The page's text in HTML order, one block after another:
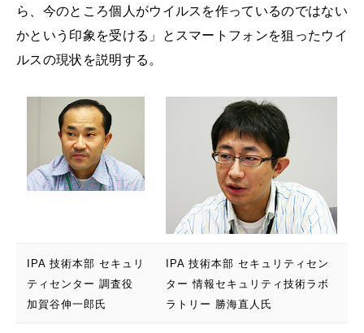
ら、今のところ個人がウイルスを作っているのではない
かという印象を受ける」とスマートフォンを狙ったウイ
ルスの現状を説明する。
IPA 技術本部 セキュリ
ティセンター 調査役
加賀谷伸一郎氏
IPA 技術本部 セキュリティセン
ター 情報セキュリティ技術ラボ
ラトリー 勝海直人氏